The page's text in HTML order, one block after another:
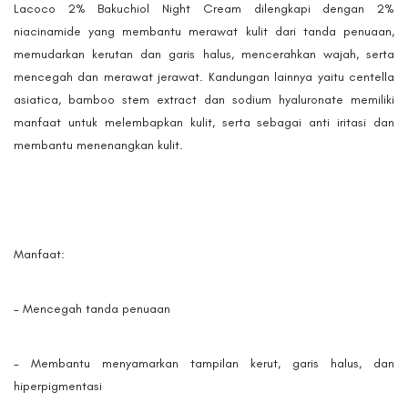
Lacoco 2% Bakuchiol Night Cream dilengkapi dengan 2%
niacinamide yang membantu merawat kulit dari tanda penuaan,
memudarkan kerutan dan garis halus, mencerahkan wajah, serta
mencegah dan merawat jerawat. Kandungan lainnya yaitu centella
asiatica, bamboo stem extract dan sodium hyaluronate memiliki
manfaat untuk melembapkan kulit, serta sebagai anti iritasi dan
membantu menenangkan kulit.
Manfaat:
- Mencegah tanda penuaan
- Membantu menyamarkan tampilan kerut, garis halus, dan
hiperpigmentasi